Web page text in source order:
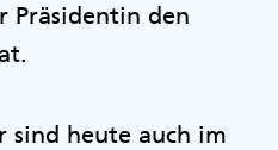
Präsidentin den
sind heute auch im